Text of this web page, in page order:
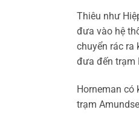
Thiêu như
đưa vào hệ
chuyển rác ra
đưa đến trạm
Horneman có
trạm